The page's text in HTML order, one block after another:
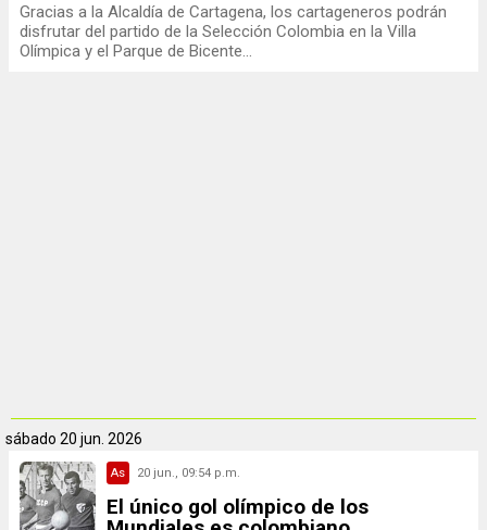
Gracias a la Alcaldía de Cartagena, los cartageneros podrán
disfrutar del partido de la Selección Colombia en la Villa
Olímpica y el Parque de Bicente...
sábado 20 jun. 2026
As 20 jun., 09:54 p.m.
El único gol olímpico de los